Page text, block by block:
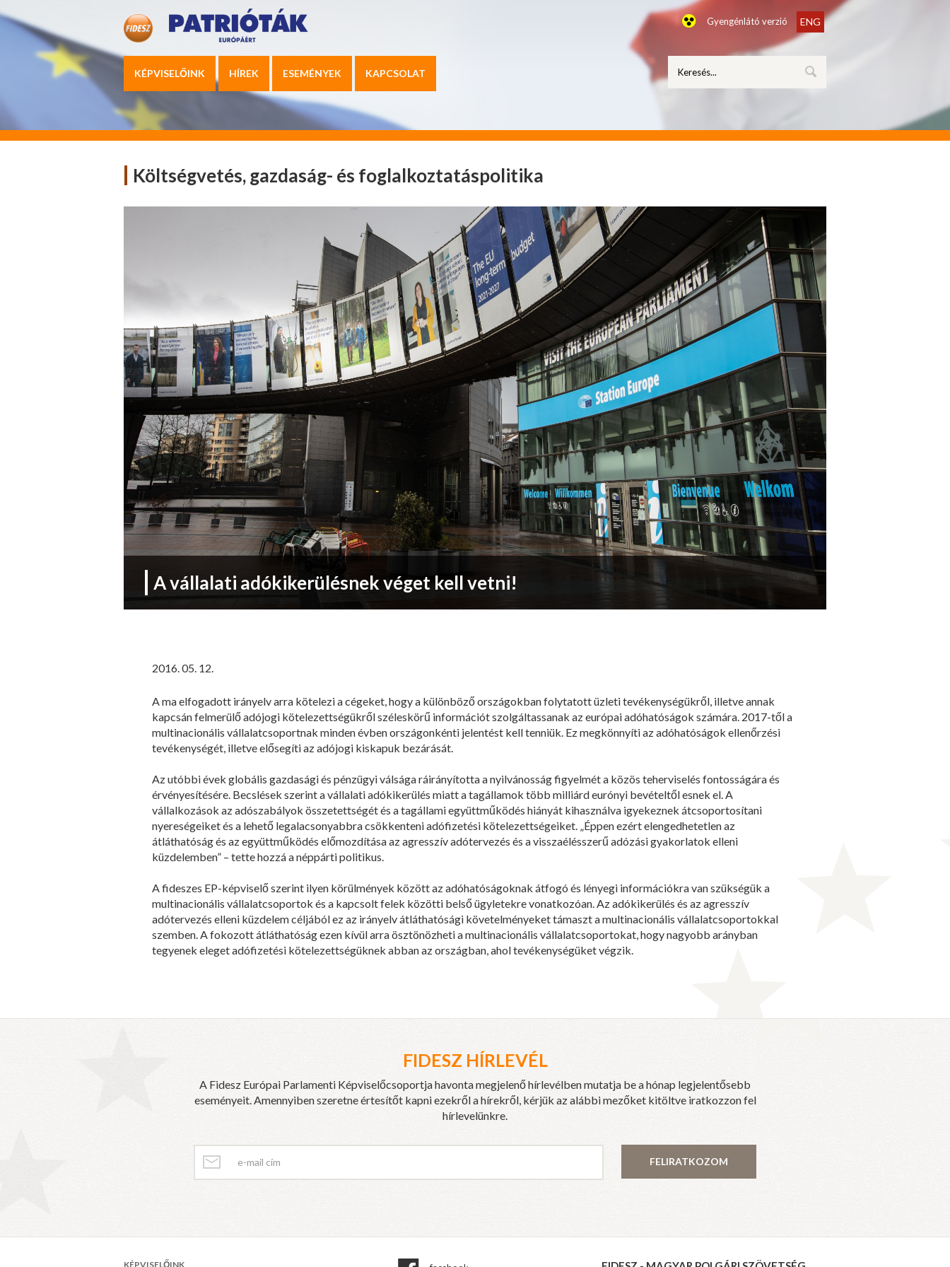
Gyengénlátó verzió ENG
KÉPVISELŐINK HÍREK ESEMÉNYEK KAPCSOLAT
Költségvetés, gazdaság- és foglalkoztatáspolitika
A vállalati adókikerülésnek véget kell vetni!
2016. 05. 12.
A ma elfogadott irányelv arra kötelezi a cégeket, hogy a különböző országokban folytatott üzleti tevékenységükről, illetve annak
kapcsán felmerülő adójogi kötelezettségükről széleskörű információt szolgáltassanak az európai adóhatóságok számára. 2017-től a
multinacionális vállalatcsoportnak minden évben országonkénti jelentést kell tenniük. Ez megkönnyíti az adóhatóságok ellenőrzési
tevékenységét, illetve elősegíti az adójogi kiskapuk bezárását.
Az utóbbi évek globális gazdasági és pénzügyi válsága ráirányította a nyilvánosság figyelmét a közös teherviselés fontosságára és
érvényesítésére. Becslések szerint a vállalati adókikerülés miatt a tagállamok több milliárd eurónyi bevételtől esnek el. A
vállalkozások az adószabályok összetettségét és a tagállami együttműködés hiányát kihasználva igyekeznek átcsoportosítani
nyereségeiket és a lehető legalacsonyabbra csökkenteni adófizetési kötelezettségeiket. „Éppen ezért elengedhetetlen az
átláthatóság és az együttműködés előmozdítása az agresszív adótervezés és a visszaélésszerű adózási gyakorlatok elleni
küzdelemben” – tette hozzá a néppárti politikus.
A fideszes EP-képviselő szerint ilyen körülmények között az adóhatóságoknak átfogó és lényegi információkra van szükségük a
multinacionális vállalatcsoportok és a kapcsolt felek közötti belső ügyletekre vonatkozóan. Az adókikerülés és az agresszív
adótervezés elleni küzdelem céljából ez az irányelv átláthatósági követelményeket támaszt a multinacionális vállalatcsoportokkal
szemben. A fokozott átláthatóság ezen kívül arra ösztönözheti a multinacionális vállalatcsoportokat, hogy nagyobb arányban
tegyenek eleget adófizetési kötelezettségüknek abban az országban, ahol tevékenységüket végzik.
FIDESZ HÍRLEVÉL
A Fidesz Európai Parlamenti Képviselőcsoportja havonta megjelenő hírlevélben mutatja be a hónap legjelentősebb
eseményeit. Amennyiben szeretne értesítőt kapni ezekről a hírekről, kérjük az alábbi mezőket kitöltve iratkozzon fel
hírlevelünkre.
FELIRATKOZOM
KÉPVISELŐINK